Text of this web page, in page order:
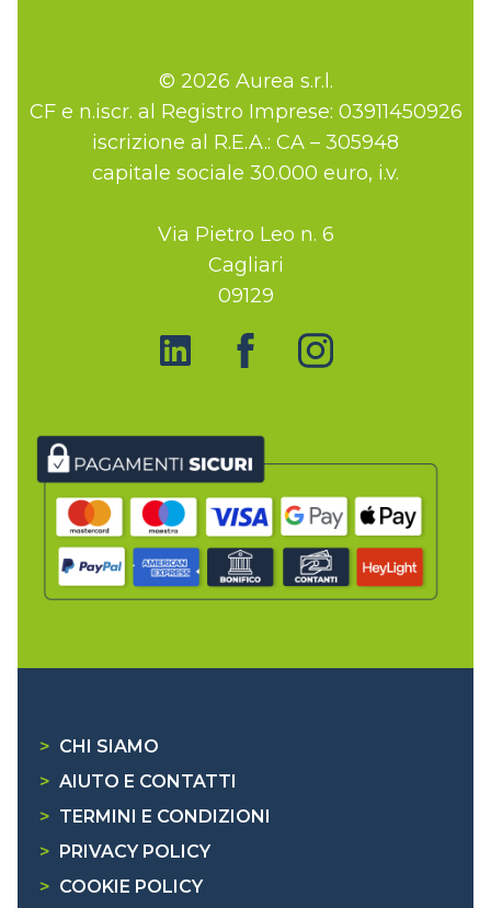
© 2026 Aurea s.r.l.
CF e n.iscr. al Registro Imprese: 03911450926
iscrizione al R.E.A.: CA – 305948
capitale sociale 30.000 euro, i.v.
Via Pietro Leo n. 6
Cagliari
09129
> CHI SIAMO
> AIUTO E CONTATTI
> TERMINI E CONDIZIONI
>
PRIVACY POLICY
> COOKIE POLICY